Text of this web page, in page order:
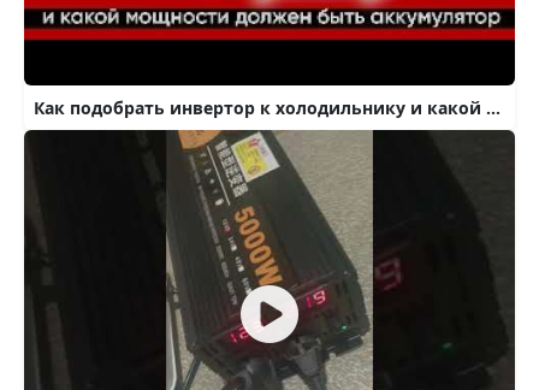
Как подобрать инвертор к холодильнику и какой для него нужен аккумулятор